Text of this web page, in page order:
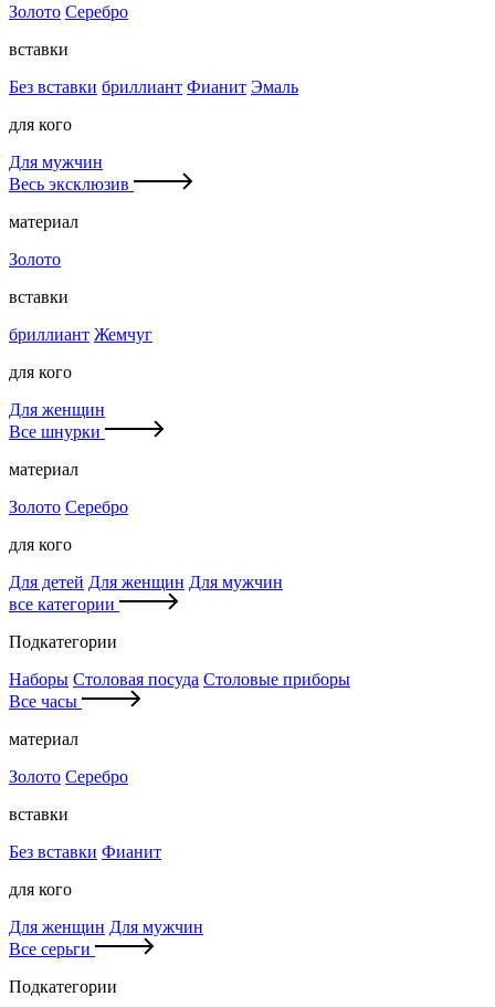
Золото Серебро
вставки
Без вставки бриллиант Фианит Эмаль
для кого
Для мужчин
Весь эксклюзив
материал
Золото
вставки
бриллиант Жемчуг
для кого
Для женщин
Все шнурки
материал
Золото Серебро
для кого
Для детей Для женщин Для мужчин
все категории
Подкатегории
Наборы Столовая посуда Столовые приборы
Все часы
материал
Золото Серебро
вставки
Без вставки Фианит
для кого
Для женщин Для мужчин
Все серьги
Подкатегории